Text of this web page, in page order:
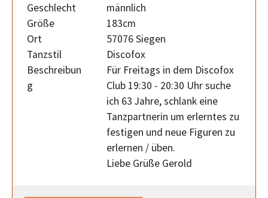
Geschlecht
männlich
Größe
183cm
Ort
57076 Siegen
Tanzstil
Discofox
Beschreibun
g
Für Freitags in dem Discofox
Club 19:30 - 20:30 Uhr suche
ich 63 Jahre, schlank eine
Tanzpartnerin um erlerntes zu
festigen und neue Figuren zu
erlernen / üben.
Liebe Grüße Gerold